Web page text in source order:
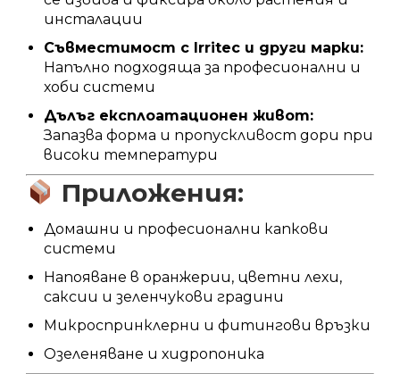
инсталации
Съвместимост с Irritec и други марки:
Напълно подходяща за професионални и
хоби системи
Дълъг експлоатационен живот:
Запазва форма и пропускливост дори при
високи температури
Приложения:
Домашни и професионални капкови
системи
Напояване в оранжерии, цветни лехи,
саксии и зеленчукови градини
Микроспринклерни и фитингови връзки
Озеленяване и хидропоника